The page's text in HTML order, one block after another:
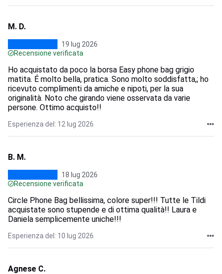
M. D.
19 lug 2026
Recensione verificata
Ho acquistato da poco la borsa Easy phone bag grigio
matita. É molto bella, pratica. Sono molto soddisfatta,; ho
ricevuto complimenti da amiche e nipoti, per la sua
originalità. Noto che girando viene osservata da varie
persone. Ottimo acquisto!!
Esperienza del: 12 lug 2026
B. M.
18 lug 2026
Recensione verificata
Circle Phone Bag bellissima, colore super!!! Tutte le Tildi
acquistate sono stupende e di ottima qualità!! Laura e
Daniela semplicemente uniche!!!
Esperienza del: 10 lug 2026
Agnese C.